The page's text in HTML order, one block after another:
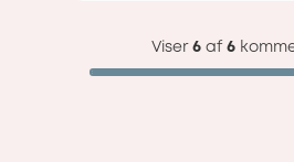
Viser 6af 6